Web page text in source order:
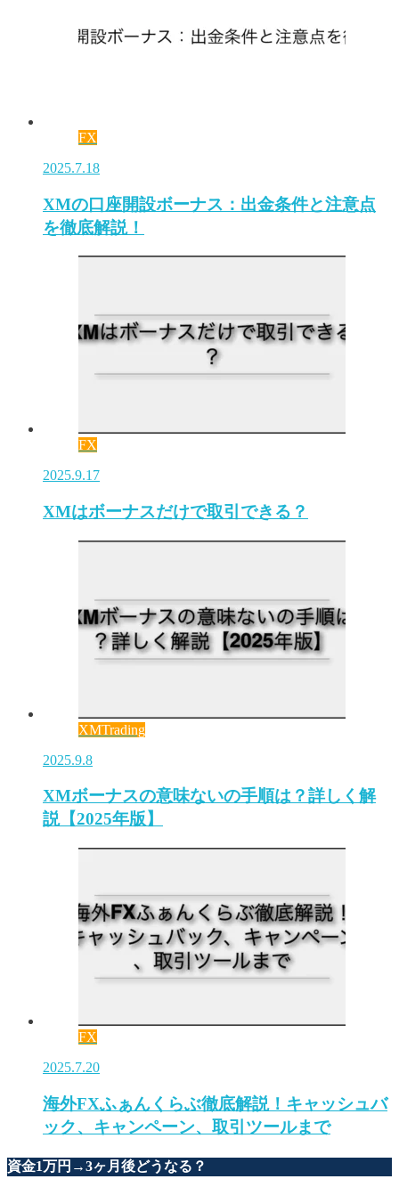
FX
2025.7.18
XMの口座開設ボーナス：出金条件と注意点
を徹底解説！
FX
2025.9.17
XMはボーナスだけで取引できる？
XMTrading
2025.9.8
XMボーナスの意味ないの手順は？詳しく解
説【2025年版】
FX
2025.7.20
海外FXふぁんくらぶ徹底解説！キャッシュバ
ック、キャンペーン、取引ツールまで
資金1万円→3ヶ月後どうなる？